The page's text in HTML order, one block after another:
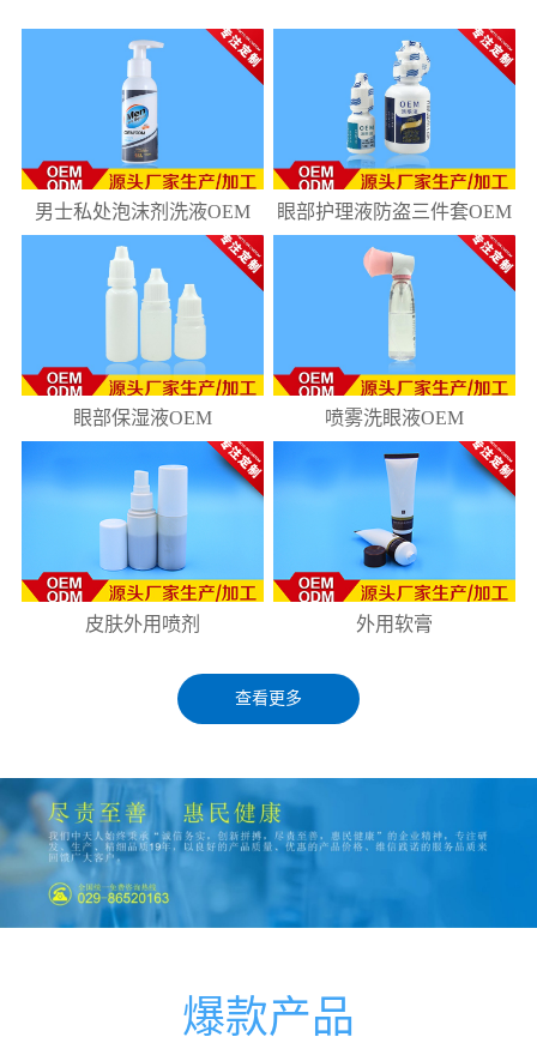
08
10
181
218
男士私处泡沫剂洗液OEM 眼部护理液防盗三件套OEM
眼部保湿液OEM 喷雾洗眼液OEM
皮肤外用喷剂 外用软膏
查看更多
爆款产品